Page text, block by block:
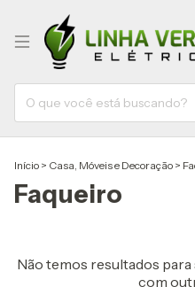
Início > Casa, Móveis e Decoração >
Faqueiro
Não temos resultados para
com